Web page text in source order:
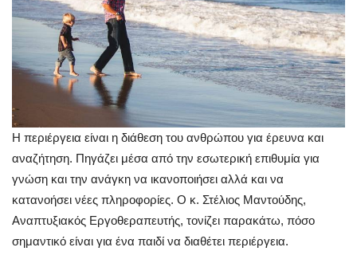
Η περιέργεια είναι η διάθεση του ανθρώπου για έρευνα και
αναζήτηση. Πηγάζει μέσα από την εσωτερική επιθυμία για
γνώση και την ανάγκη να ικανοποιήσει αλλά και να
κατανοήσει νέες πληροφορίες. Ο κ. Στέλιος Μαντούδης,
Αναπτυξιακός Εργοθεραπευτής, τονίζει παρακάτω, πόσο
σημαντικό είναι για ένα παιδί να διαθέτει περιέργεια.